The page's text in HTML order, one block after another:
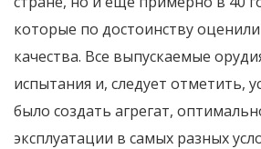
которые по достоинству
качества. Все выпускаемые
испытания и, следует отметить,
было создать агрегат,
эксплуатации в самых разных